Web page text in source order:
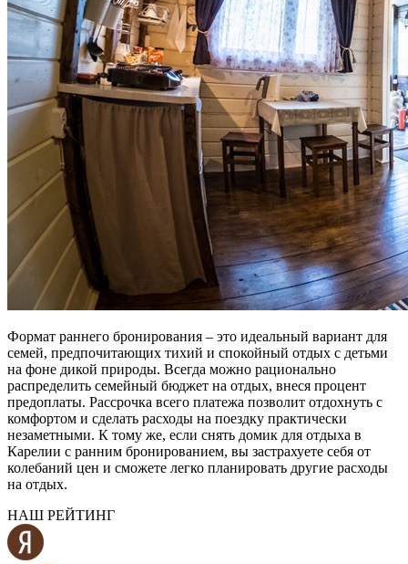
Формат раннего бронирования – это идеальный вариант для
семей, предпочитающих тихий и спокойный отдых с детьми
на фоне дикой природы. Всегда можно рационально
распределить семейный бюджет на отдых, внеся процент
предоплаты. Рассрочка всего платежа позволит отдохнуть с
комфортом и сделать расходы на поездку практически
незаметными. К тому же, если снять домик для отдыха в
Карелии с ранним бронированием, вы застрахуете себя от
колебаний цен и сможете легко планировать другие расходы
на отдых.
НАШ РЕЙТИНГ